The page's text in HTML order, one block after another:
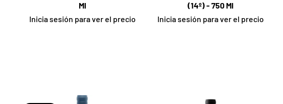
Ml
Inicia sesión para ver el precio
(14º) - 750 Ml
Inicia sesión para ver el precio